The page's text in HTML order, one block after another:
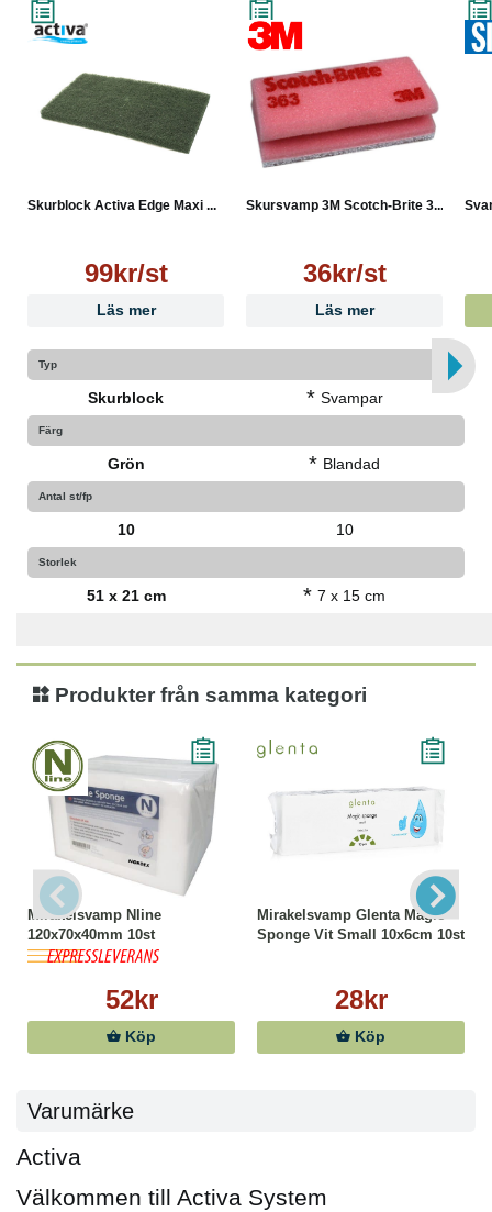
Skurblock Activa Edge Maxi ...
99kr/st
Läs mer
Skursvamp 3M Scotch-Brite 3...
36kr/st
Läs mer
Typ
Skurblock * Svampar
Färg
Grön * Blandad
Antal st/fp
10 10
Storlek
51 x 21 cm * 7 x 15 cm
Produkter från samma kategori
Mirakelsvamp Nline
120x70x40mm 10st
52kr
Köp
Mirakelsvamp Glenta Magic
Sponge Vit Small 10x6cm 10st
28kr
Köp
Varumärke
Activa
Välkommen till Activa System